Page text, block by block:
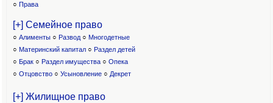
○ Права
[+] Семейное право
○ Алименты ○ Развод ○ Многодетные
○ Материнский капитал○ Раздел детей
○ Брак ○ Раздел имущества ○ Опека
○ Отцовство○ Усыновление ○ Декрет
[+] Жилищное право